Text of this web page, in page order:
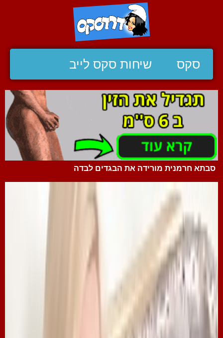
סקס שיחות סקס לייב
סבתא חרמנית מורידה את הבגדים לבדה